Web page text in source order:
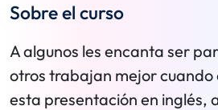
Sobre el curso
A algunos les encanta ser
otros trabajan mejor cuando
esta presentación en inglés,